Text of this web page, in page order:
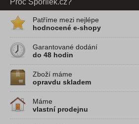
Proč Spořílek.cz?
Patříme mezi nejlépe
hodnocené e-shopy
Garantované dodání
do 48 hodin
Zboží máme
opravdu skladem
Máme
vlastní prodejnu